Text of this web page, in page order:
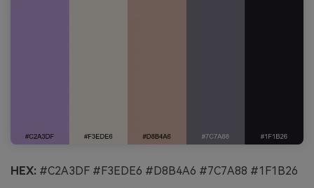
HEX: #C2A3DF #F3EDE6 #D8B4A6 #7C7A88 #1F1B26